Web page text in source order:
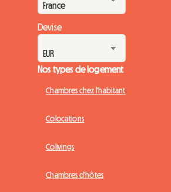
Devise
Nos types de logement
Chambres chez l'habitant
Colocations
Colivings
Chambres d'hôtes